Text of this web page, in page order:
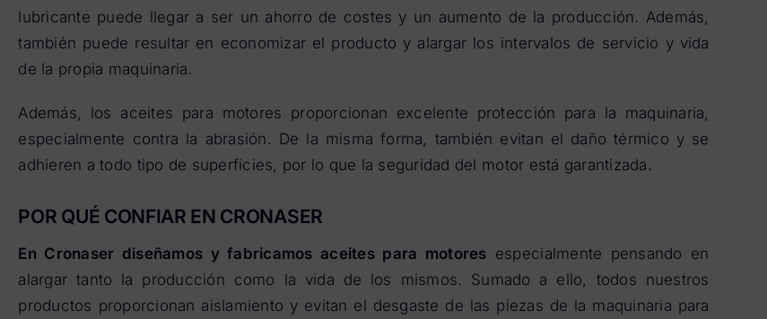
lubricante puede llegar a ser un ahorro de costes y un aumento de la producción. Además,
también puede resultar en economizar el producto y alargar los intervalos de servicio y vida
de la propia maquinaria.
Además, los aceites para motores proporcionan excelente protección para la maquinaria,
especialmente contra la abrasión. De la misma forma, también evitan el daño térmico y se
adhieren a todo tipo de superficies, por lo que la seguridad del motor está garantizada.
POR QUÉ CONFIAR EN CRONASER
En Cronaser diseñamos y fabricamos aceites para motores especialmente pensando en
alargar tanto la producción como la vida de los mismos. Sumado a ello, todos nuestros
productos proporcionan aislamiento y evitan el desgaste de las piezas de la maquinaria para